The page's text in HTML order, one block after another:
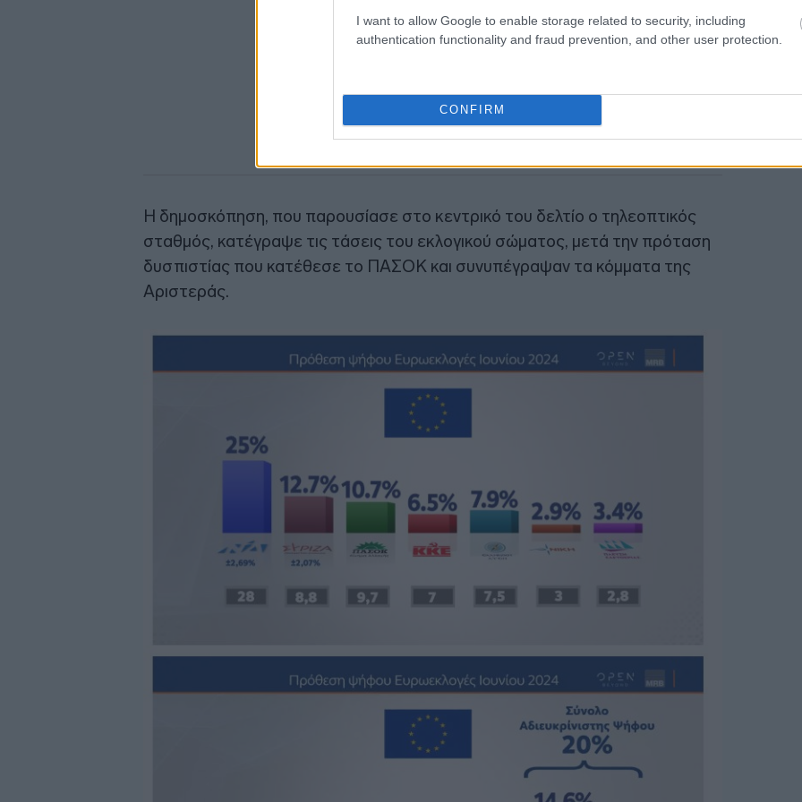
I want to allow Google to enable storage related to security, including
authentication functionality and fraud prevention, and other user protection.
CONFIRM
Η δημοσκόπηση, που παρουσίασε στο κεντρικό του δελτίο ο τηλεοπτικός
σταθμός, κατέγραψε τις τάσεις του εκλογικού σώματος, μετά την πρόταση
δυσπιστίας που κατέθεσε το ΠΑΣΟΚ και συνυπέγραψαν τα κόμματα της
Αριστεράς.